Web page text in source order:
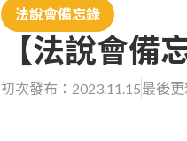
法說會備忘錄
【法說會備
初次發布： 2023.11.15最後更